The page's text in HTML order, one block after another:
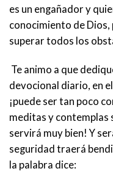
es un engañador y
conocimiento de
superar todos los
Te animo a que
devocional diario, en
¡puede ser tan poco
meditas y contemplas
servirá muy bien! Y
seguridad traerá
la palabra dice: